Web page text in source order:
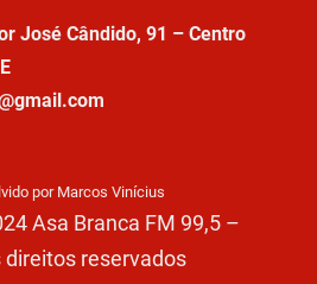
José Cândido, 91 – Centro
por Marcos Vinícius
Asa Branca FM 99,5 –
direitos reservados